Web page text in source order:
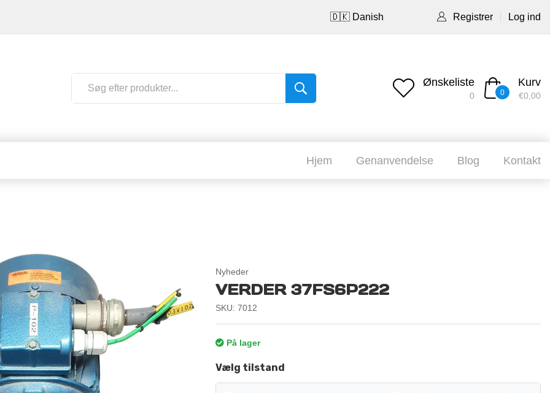
🇩🇰 Danish Registrer Log ind
Ønskeliste
0 0
Kurv
€0,00
Hjem Genanvendelse Blog Kontakt
Nyheder
VERDER 37FS6P222
SKU: 7012
På lager
Vælg tilstand